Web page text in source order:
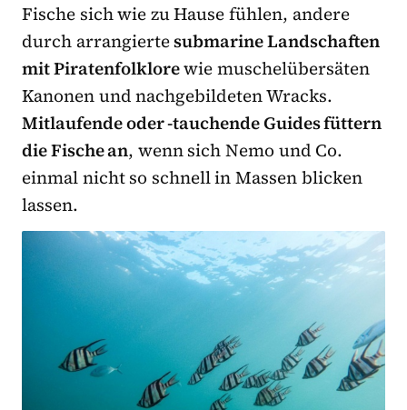
Fische sich wie zu Hause fühlen, andere
durch arrangiertesubmarine Landschaften
mit Piratenfolklorewie muschelübersäten
Kanonen und nachgebildeten Wracks.
Mitlaufende oder -tauchende Guides füttern
die Fische an, wenn sich Nemo und Co.
einmal nicht so schnell in Massen blicken
lassen.